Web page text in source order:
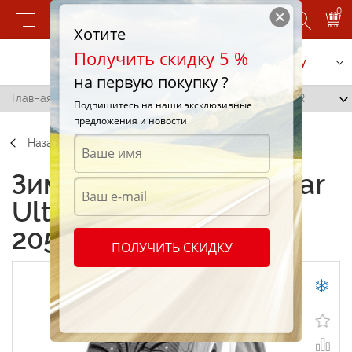
0
Позвонить Заказать услугу
Главная / Goodyear Ultra Grip Extreme 205/65 R15 65R
Назад
Зимние шины Goodyear
Ultra Grip Extreme
205/65 R15 65R
Хотите
Получить скидку 5 %
на первую покупку ?
Подпишитесь на наши эксклюзивные
предложения и новости
ПОЛУЧИТЬ СКИДКУ